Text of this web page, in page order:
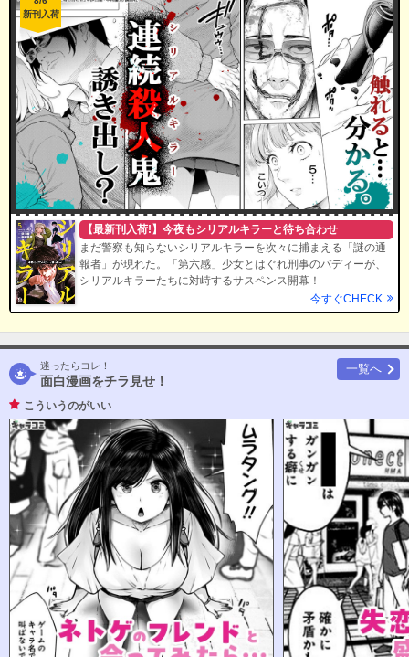
新刊入荷
【最新刊入荷!】今夜もシリアルキラーと待ち合わせ
まだ警察も知らないシリアルキラーを次々に捕まえる「謎の通
報者」が現れた。「第六感」少女とはぐれ刑事のバディーが、
シリアルキラーたちに対峙するサスペンス開幕！
今すぐCHECK
迷ったらコレ！
面白漫画をチラ見せ！
一覧へ
こういうのがいい